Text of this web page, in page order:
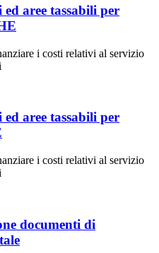
aree tassabili per
i costi relativi al servizio
aree tassabili per
i costi relativi al servizio
documenti di